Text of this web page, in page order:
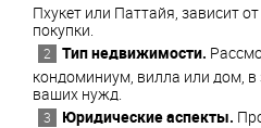
Пхукет или Паттайя, зависит
покупки.
Тип недвижимости.
кондоминиум, вилла или дом,
ваших нужд.
Юридические аспекты.